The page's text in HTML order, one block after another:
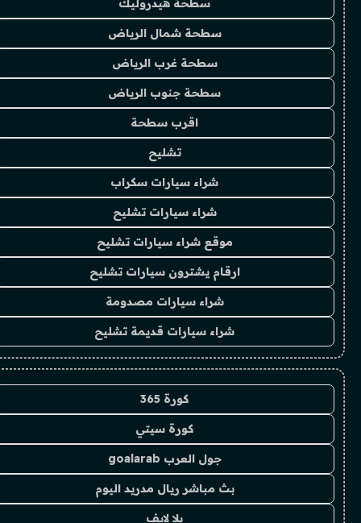
سطحة شمال الرياض
سطحة غرب الرياض
سطحة جنوب الرياض
اقرب سطحة
تشليح
شراء سيارات سكراب
شراء سيارات تشليح
موقع شراء سيارات تشليح
ارقام يشترون سيارات تشليح
شراء سيارات مصدومة
شراء سيارات قديمة تشليح
كورة 365
كورة سيتي
جول العرب goalarab
بث مباشر ريال مدريد اليوم
يلا لايف